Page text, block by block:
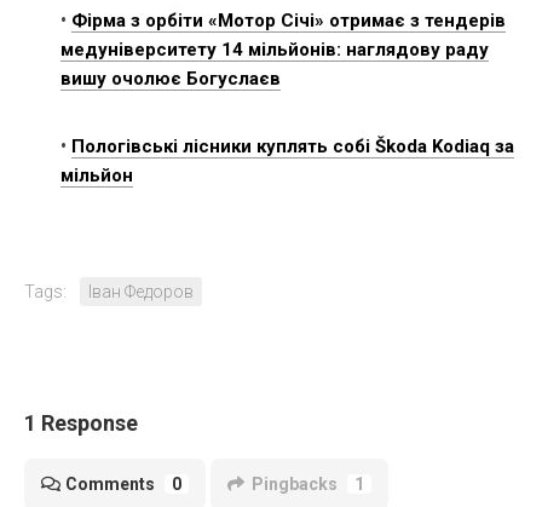
• Фірма з орбіти «Мотор Січі» отримає з тендерів
медуніверситету 14 мільйонів: наглядову раду
вишу очолює Богуслаєв
• Пологівські лісники куплять собі Škoda Kodiaq за
мільйон
Tags: Іван Федоров
1 Response
Comments 0 Pingbacks 1